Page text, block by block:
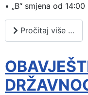
• „B“ smjena od
Pročitaj više …